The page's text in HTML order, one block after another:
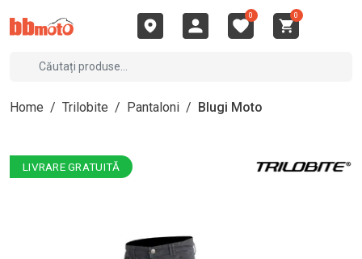
0 0
Home / Trilobite / Pantaloni / Blugi Moto
LIVRARE GRATUITĂ